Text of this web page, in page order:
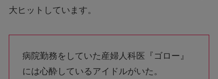
大ヒットしています。
病院勤務をしていた産婦人科医『ゴロー』
には心酔しているアイドルがいた。